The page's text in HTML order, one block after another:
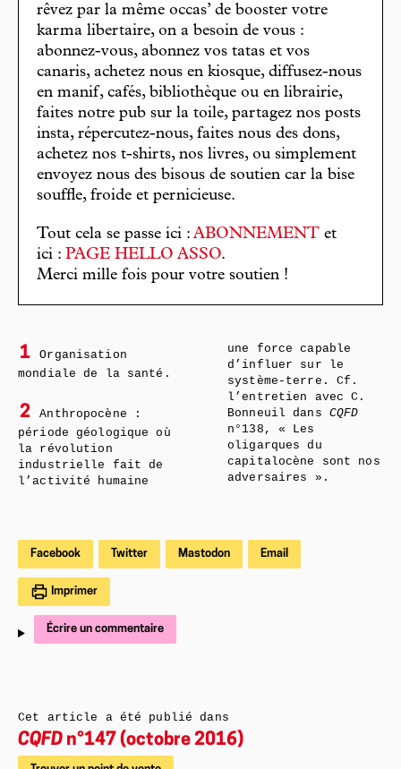
rêvez par la même occas’ de booster votre
karma libertaire, on a besoin de vous :
abonnez-vous, abonnez vos tatas et vos
canaris, achetez nous en kiosque, diffusez-nous
en manif, cafés, bibliothèque ou en librairie,
faites notre pub sur la toile, partagez nos posts
insta, répercutez-nous, faites nous des dons,
achetez nos t-shirts, nos livres, ou simplement
envoyez nous des bisous de soutien car la bise
souffle, froide et pernicieuse.
Tout cela se passe ici : ABONNEMENT et
ici : PAGE HELLO ASSO.
Merci mille fois pour votre soutien !
1
Organisation
mondiale de la santé.
2
Anthropocène :
période géologique où
la révolution
industrielle fait de
l’activité humaine
une force capable
d’influer sur le
système-terre. Cf.
l’entretien avec C.
Bonneuil dans CQFD
n°138, « Les
oligarques du
capitalocène sont nos
adversaires ».
Facebook Twitter Mastodon Email
Imprimer
Écrire un commentaire
Cet article a été publié dans
CQFD n°147 (octobre 2016)